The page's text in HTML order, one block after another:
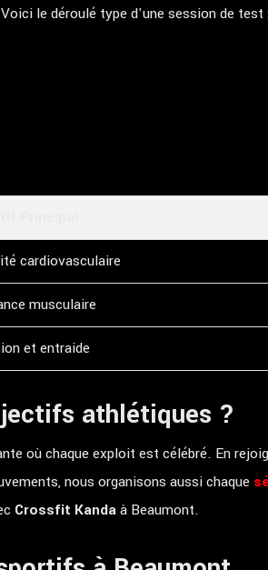
le déroulé type d'une session de test
cardiovasculaire
musculaire
et entraide
athlétiques ?
où chaque exploit est célébré. En
nous organisons aussi chaque
Crossfit Kandaà Beaumont.